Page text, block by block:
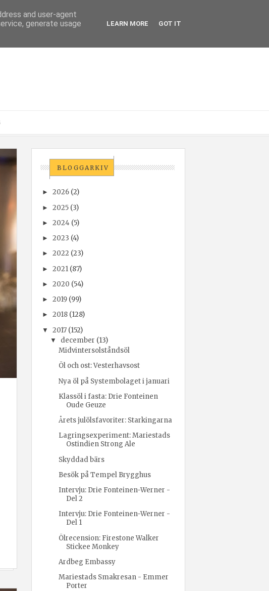
BLOGGARKIV
►2026 (2)
►2025 (3)
►2024 (5)
►2023 (4)
►2022 (23)
►2021 (87)
►2020 (54)
►2019 (99)
►2018 (128)
▼ 2017 (152)
▼ december (13)
Midvintersolståndsöl
Öl och ost: Vesterhavsost
Nya öl på Systembolaget i januari
Klassöl i fasta: Drie Fonteinen
Oude Geuze
Årets julölsfavoriter: Starkingarna
Lagringsexperiment: Mariestads
Ostindien Strong Ale
Skyddad bärs
Besök på Tempel Brygghus
Intervju: Drie Fonteinen-Werner -
Del 2
Intervju: Drie Fonteinen-Werner -
Del 1
Ölrecension: Firestone Walker
Stickee Monkey
Ardbeg Embassy
Mariestads Smakresan - Emmer
Porter
and user-agent
generate usage
LEARN MORE GOT IT